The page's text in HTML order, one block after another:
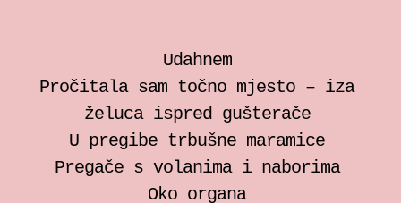
predstave
predavanja
individualne sesije
Udahnem
Pročitala sam točno mjesto – iza
želuca ispred gušterače
U pregibe trbušne maramice
Pregače s volanima i naborima
Oko organa